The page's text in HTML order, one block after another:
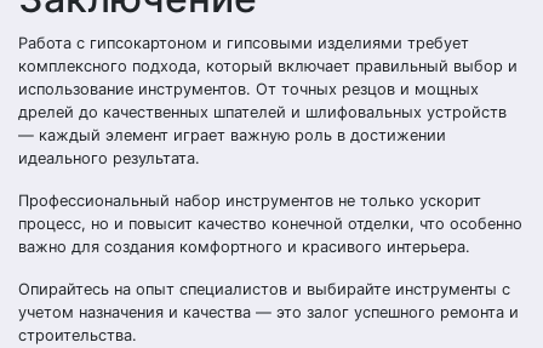
Работа с гипсокартоном и гипсовыми изделиями требует
комплексного подхода, который включает правильный выбор и
использование инструментов. От точных резцов и мощных
дрелей до качественных шпателей и шлифовальных устройств
— каждый элемент играет важную роль в достижении
идеального результата.
Профессиональный набор инструментов не только ускорит
процесс, но и повысит качество конечной отделки, что особенно
важно для создания комфортного и красивого интерьера.
Опирайтесь на опыт специалистов и выбирайте инструменты с
учетом назначения и качества — это залог успешного ремонта и
строительства.